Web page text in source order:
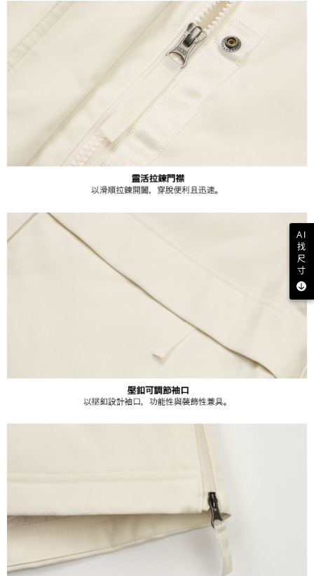
AI
找
尺
寸